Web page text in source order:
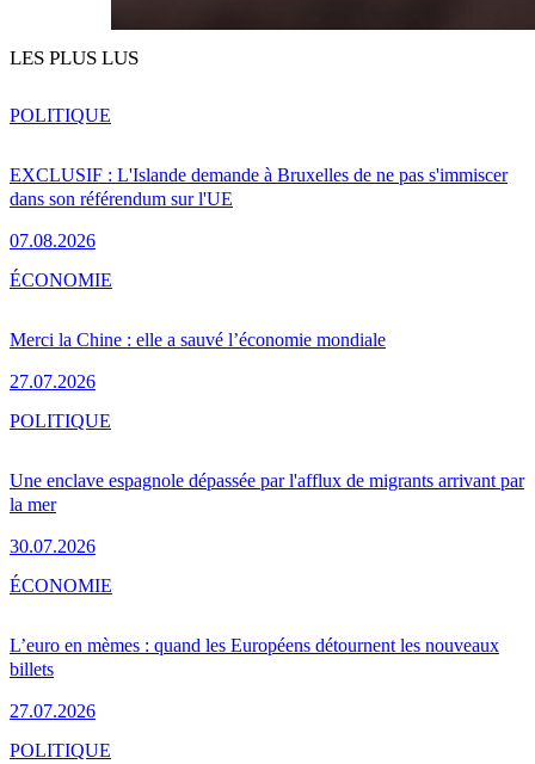
LES PLUS LUS
EXCLUSIF : L'Islande demande à Bruxelles de ne pas s'immiscer
dans son référendum sur l'UE
07.08.2026
POLITIQUE
Merci la Chine : elle a sauvé l’économie mondiale
27.07.2026
ÉCONOMIE
Une enclave espagnole dépassée par l'afflux de migrants arrivant par
la mer
30.07.2026
POLITIQUE
L’euro en mèmes : quand les Européens détournent les nouveaux
billets
27.07.2026
ÉCONOMIE
POLITIQUE